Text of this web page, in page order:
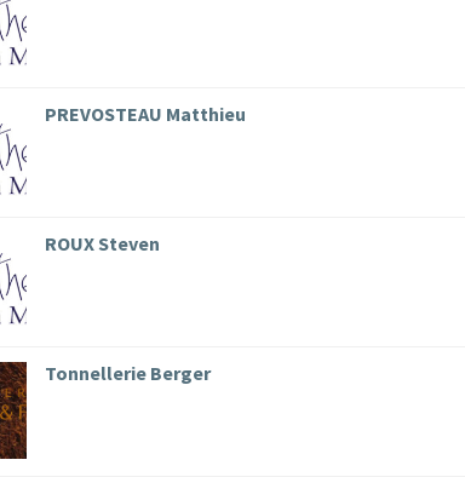
PREVOSTEAU Matthieu
ROUX Steven
Tonnellerie Berger